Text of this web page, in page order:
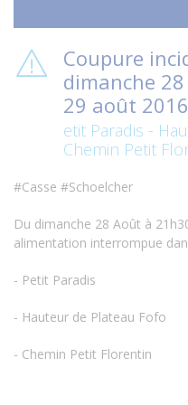
Coupure
dimanche
29 août 2016
etit Paradis -
Chemin Petit
#Casse #Schoelcher
Du dimanche 28 Août à
alimentation interrompue
- Petit Paradis
- Hauteur de Plateau Fofo
- Chemin Petit Florentin